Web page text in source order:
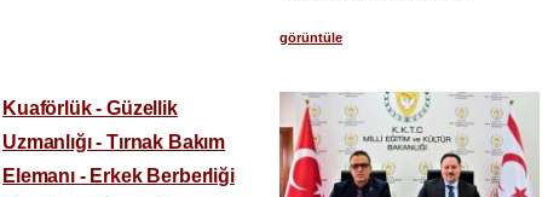
görüntüle
Kuaförlük - Güzellik
Uzmanlığı - Tırnak Bakım
Elemanı - Erkek Berberliği